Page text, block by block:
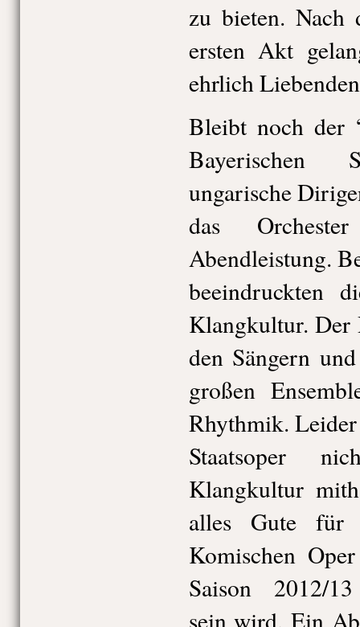
zu bieten. Nach
ersten Akt
ehrlich
Bleibt noch der
Bayerischen
ungarische
das
Abendleistung.
beeindruckten
Klangkultur.
den Sängern
großen
Rhythmik.
Staatsoper
Klangkultur
alles Gute für
Komischen
Saison 2012/
sein wird. Ein